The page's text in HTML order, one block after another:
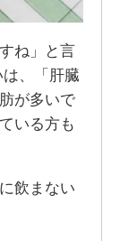
ね」と言
、「肝臓
が多いで
いる方も
飲まない